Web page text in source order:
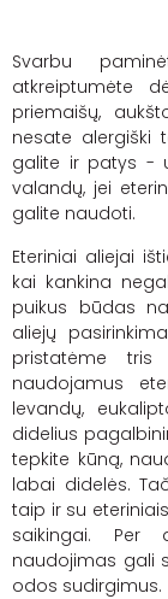
Svarbu
atkreiptumėte
priemaišų,
nesate alergiški
galite ir patys -
valandų, jei
galite naudoti.
Eteriniai aliejai
kai kankina
puikus būdas
aliejų
pristatėme tris
naudojamus
levandų,
didelius
tepkite kūną,
labai didelės.
taip ir su
saikingai. Per
naudojimas gali
odos sudirgimus.